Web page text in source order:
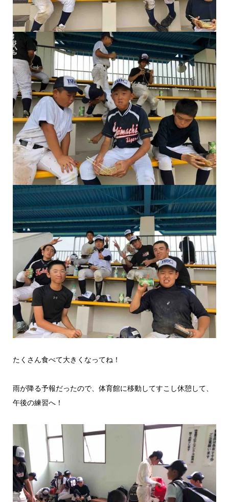
たくさん食べて大きくなってね！
雨が降る予報だったので、体育館に移動してすこし休憩して、
午後の練習へ！